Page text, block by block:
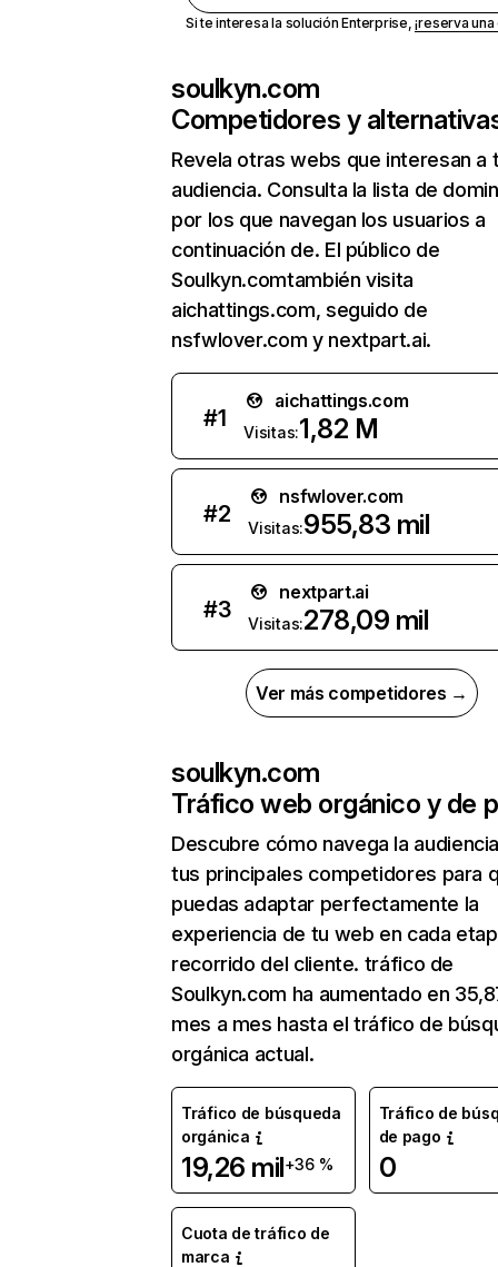
Si te interesa la solución Enterprise,¡reserva
soulkyn.com
Competidores y
Revela otras webs que interesan a
audiencia. Consulta la lista de
por los que navegan los usuarios a
continuación de. El público de
Soulkyn.comtambién visita
aichattings.com, seguido de
nsfwlover.com y nextpart.ai.
#1
aichattings.com
Visitas:1,82 M
#2
nsfwlover.com
Visitas:955,83 mil
#3
nextpart.ai
Visitas:278,09 mil
Ver más competidores →
soulkyn.com
Tráfico web orgánico y de
Descubre cómo navega la
tus principales competidores para
puedas adaptar perfectamente la
experiencia de tu web en cada
recorrido del cliente. tráfico de
Soulkyn.com ha aumentado en
mes a mes hasta el tráfico de
orgánica actual.
Tráfico de búsqueda
orgánica
19,26 mil+36 %
Tráfico de
de pago
0
Cuota de tráfico de
marca